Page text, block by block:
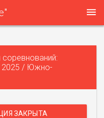
соревнований:
2025 / Южно-
ЗАКРЫТА